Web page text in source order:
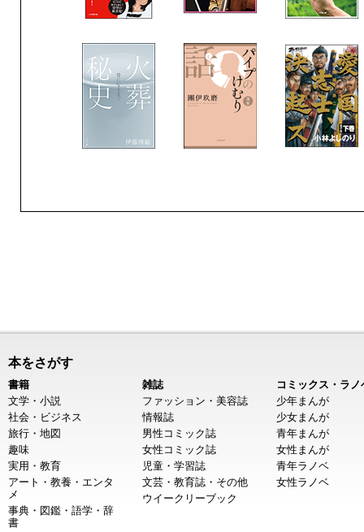
本をさがす
書籍
文学・小説
社会・ビジネス
旅行・地図
趣味
実用・教育
アート・教養・エンタ
メ
事典・図鑑・語学・辞
書
雑誌
ファッション・美容誌
情報誌
男性コミック誌
女性コミック誌
児童・学習誌
文芸・教育誌・その他
ウイークリーブック
コミックス・ラノ
少年まんが
少女まんが
青年まんが
女性まんが
青年ラノベ
女性ラノベ